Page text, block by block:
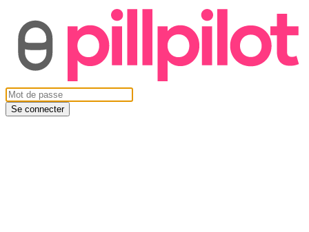
Se connecter